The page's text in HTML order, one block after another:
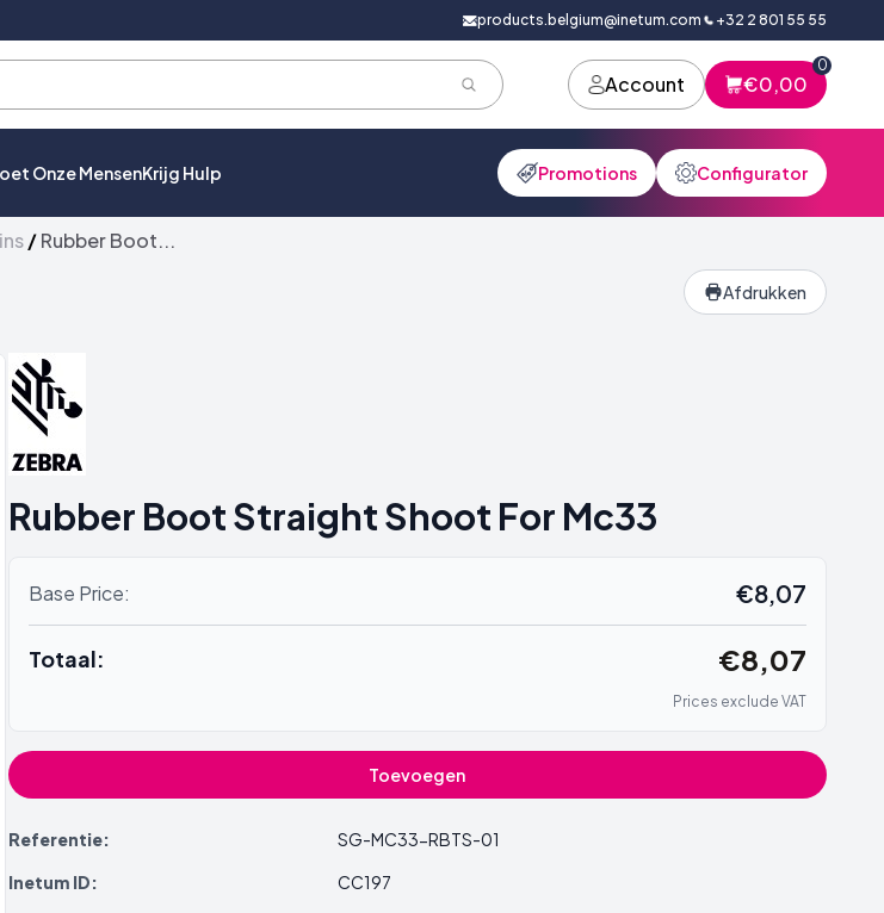
products.belgium@inetum.com +32 2 801 55 55
Account €0,00
0
Onze MensenKrijg Hulp Promotions Configurator
/Rubber Boot...
Afdrukken
Rubber Boot Straight Shoot For Mc33
Base Price: €8,07
Totaal: €8,07
Prices exclude VAT
Toevoegen
Referentie:
SG-MC33-RBTS-01
Inetum ID:
CC197